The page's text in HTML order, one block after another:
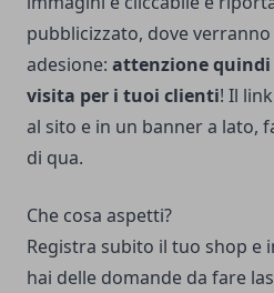
pubblicizzato, dove
adesione: attenzione quindi
visita per i tuoi clienti! Il
al sito e in un banner a lato,
di qua.
Che cosa aspetti?
Registra subito il tuo shop e
hai delle domande da fare